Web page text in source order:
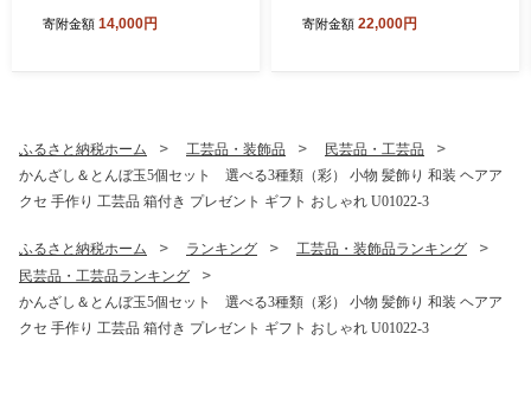
用品 消耗品 大容量 吸収力 破
寄附金額 14,000円
定期便 飲料 豆乳 成分無調整
寄附金額 22,000円
ふるさと納税ホーム 工芸品・装飾品
民芸品・工芸品
かんざし＆とんぼ玉5個セット 選べる3種類（彩） 小物 髪飾り 和装 ヘアア
クセ 手作り 工芸品 箱付き プレゼント ギフト おしゃれ U01022-3
ふるさと納税ホーム ランキング
工芸品・装飾品ランキング
民芸品・工芸品ランキング
かんざし＆とんぼ玉5個セット 選べる3種類（彩） 小物 髪飾り 和装 ヘアア
クセ 手作り 工芸品 箱付き プレゼント ギフト おしゃれ U01022-3